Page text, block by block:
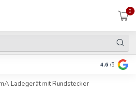
0
In 3 Raten
4.6 /5
Ladegerät mit Rundstecker